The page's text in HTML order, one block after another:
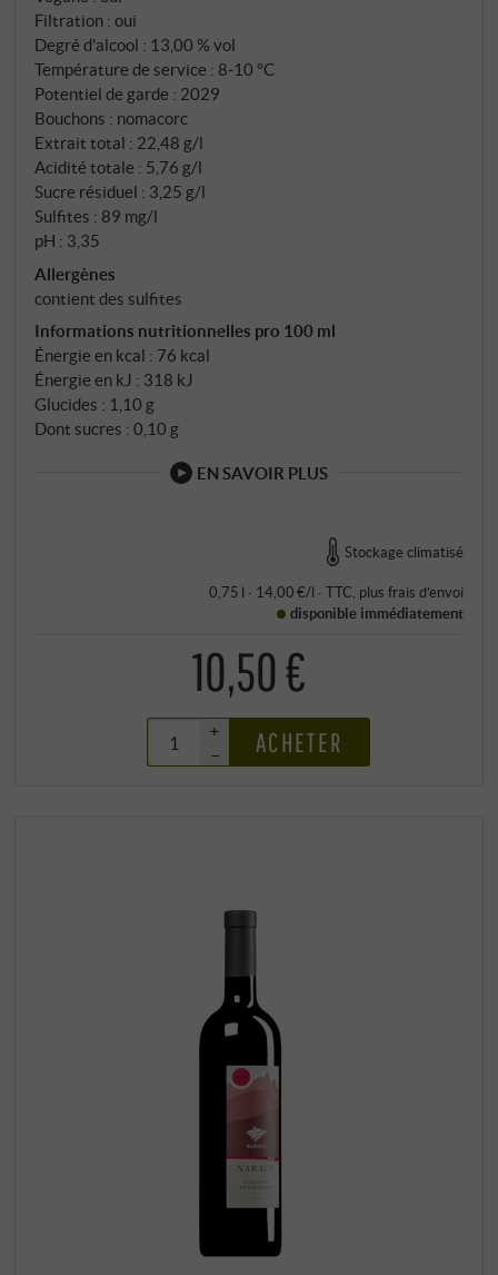
minéralité, le vent de l'Atlantique apporte de la
fraîcheur – le résultat est une note de fond
rafraîchissante avec une clarté aromatique. Le style
du vignoble et de la cave suit un chemin puriste :
Vendanges manuelles, pressurage doux,
fermentation statique à température élevée en acier
inoxydable et environ six mois sur lies fines, pas de
notes boisées, mais une pureté variétale maximale.
Filtration : oui
Degré d'alcool : 13,00 % vol
Température de service : 8‑10 °C
Potentiel de garde : 2029
Bouchons : nomacorc
Extrait total : 22,48 g/l
Acidité totale : 5,76 g/l
Sucre résiduel : 3,25 g/l
Sulfites : 89 mg/l
pH : 3,35
Allergènes
contient des sulfites
Informations nutritionnelles pro 100 ml
Énergie en kcal : 76 kcal
Énergie en kJ : 318 kJ
Glucides : 1,10 g
Dont sucres : 0,10 g
EN SAVOIR PLUS
Stockage climatisé
0,75 l · 14,00 €/l · TTC, plus frais d’envoi
disponible immédiatement
10,50 €
+
–
ACHETER